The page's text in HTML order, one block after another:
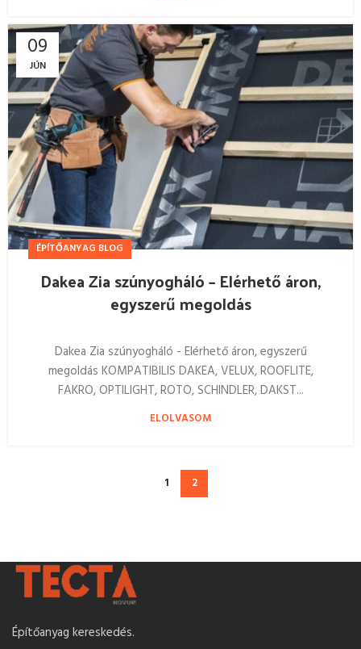
09
JÚN
ÉPÍTŐANYAG BLOG
Dakea Zia szúnyogháló – Elérhető áron,
egyszerű megoldás
Dakea Zia szúnyogháló - Elérhető áron, egyszerű
megoldás KOMPATIBILIS DAKEA, VELUX, ROOFLITE,
FAKRO, OPTILIGHT, ROTO, SCHINDLER, DAKST...
ELOLVASOM
1 2
Építőanyag kereskedés.